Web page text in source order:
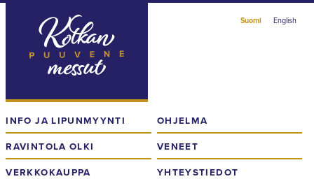
Kotkan
Puuvenemessut
Suomi English
INFO JA LIPUNMYYNTI OHJELMA
RAVINTOLA OLKI VENEET
VERKKOKAUPPA YHTEYSTIEDOT